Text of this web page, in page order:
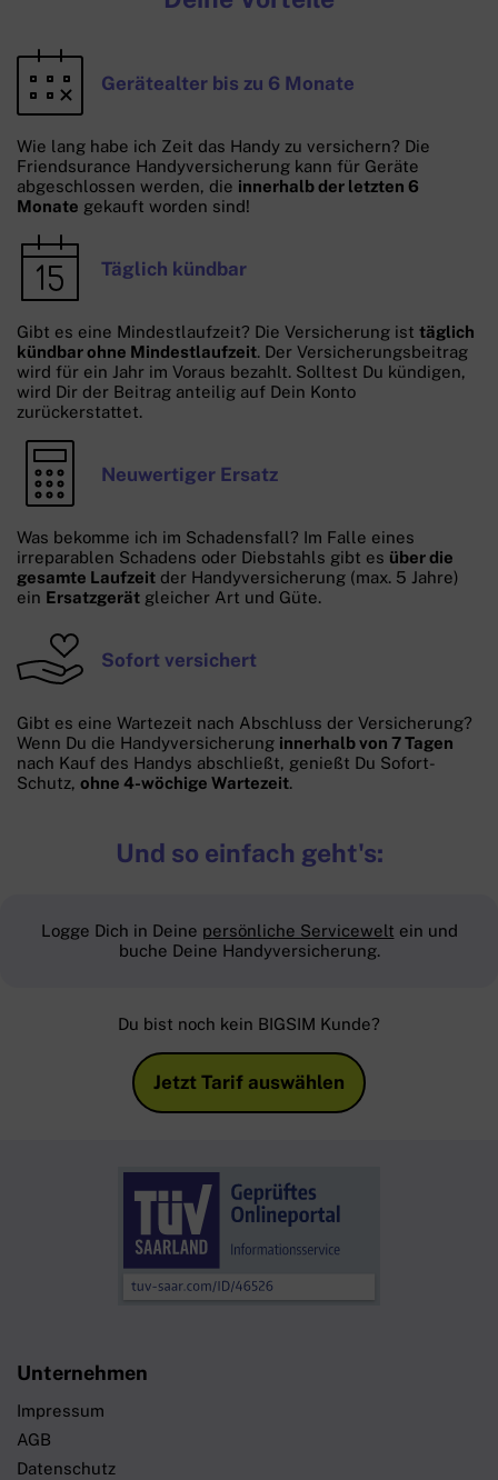
Gerätealter bis zu 6 Monate
Wie lang habe ich Zeit das Handy zu versichern? Die
Friendsurance Handyversicherung kann für Geräte
abgeschlossen werden, die innerhalb der letzten 6
Monate gekauft worden sind!
Täglich kündbar
Gibt es eine Mindestlaufzeit? Die Versicherung ist täglich
kündbar ohne Mindestlaufzeit. Der Versicherungsbeitrag
wird für ein Jahr im Voraus bezahlt. Solltest Du kündigen,
wird Dir der Beitrag anteilig auf Dein Konto
zurückerstattet.
Neuwertiger Ersatz
Was bekomme ich im Schadensfall? Im Falle eines
irreparablen Schadens oder Diebstahls gibt es über die
gesamte Laufzeit der Handyversicherung (max. 5 Jahre)
ein Ersatzgerät gleicher Art und Güte.
Sofort versichert
Gibt es eine Wartezeit nach Abschluss der Versicherung?
Wenn Du die Handyversicherung innerhalb von 7 Tagen
nach Kauf des Handys abschließt, genießt Du Sofort-
Schutz, ohne 4-wöchige Wartezeit.
Und so einfach geht's:
Logge Dich in Deine persönliche Servicewelt ein und
buche Deine Handyversicherung.
Du bist noch kein BIGSIM Kunde?
Jetzt Tarif auswählen
Unternehmen
Impressum
AGB
Datenschutz